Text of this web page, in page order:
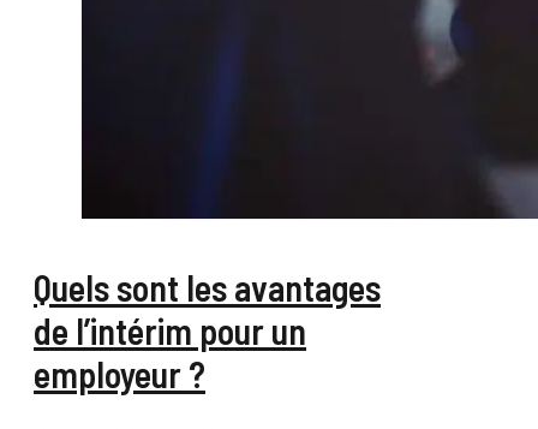
Quels sont les avantages
de l’intérim pour un
employeur ?